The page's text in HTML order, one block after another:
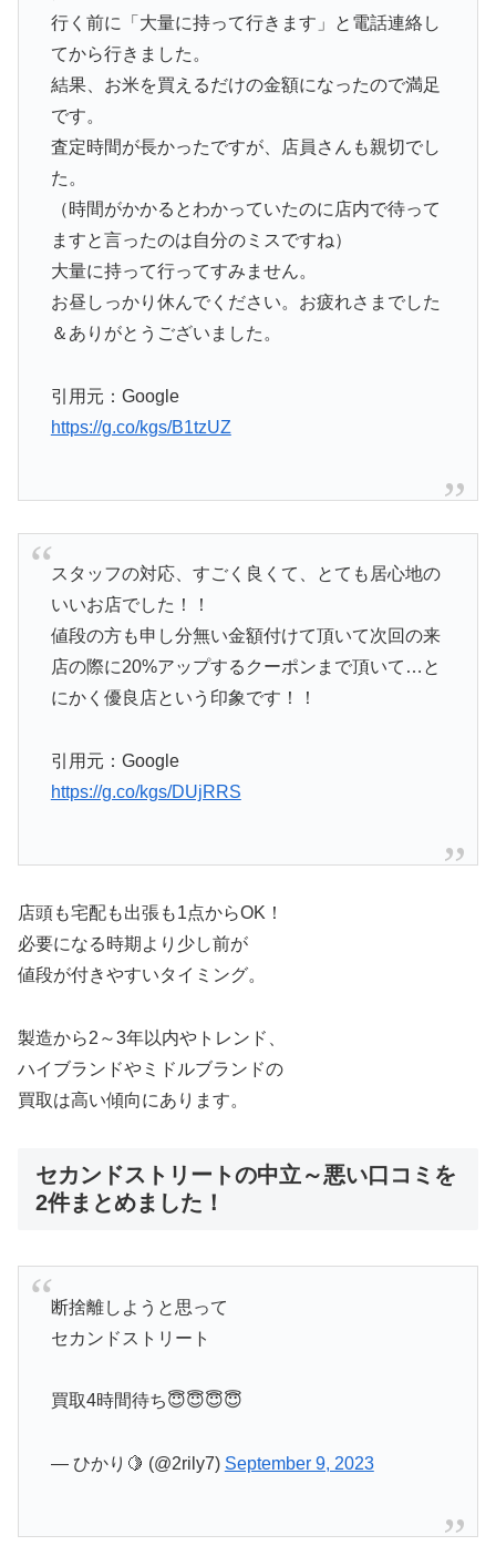
行く前に「大量に持って行きます」と電話連絡し
てから行きました。
結果、お米を買えるだけの金額になったので満足
です。
査定時間が長かったですが、店員さんも親切でし
た。
（時間がかかるとわかっていたのに店内で待って
ますと言ったのは自分のミスですね）
大量に持って行ってすみません。
お昼しっかり休んでください。お疲れさまでした
＆ありがとうございました。
引用元：Google
https://g.co/kgs/B1tzUZ
スタッフの対応、すごく良くて、とても居心地の
いいお店でした！！
値段の方も申し分無い金額付けて頂いて次回の来
店の際に20%アップするクーポンまで頂いて…と
にかく優良店という印象です！！
引用元：Google
https://g.co/kgs/DUjRRS
店頭も宅配も出張も1点からOK！
必要になる時期より少し前が
値段が付きやすいタイミング。
製造から2～3年以内やトレンド、
ハイブランドやミドルブランドの
買取は高い傾向にあります。
セカンドストリートの中立～悪い口コミを
2件まとめました！
断捨離しようと思って
セカンドストリート
買取4時間待ち😇😇😇😇
— ひかり🍋 (@2rily7) September 9, 2023